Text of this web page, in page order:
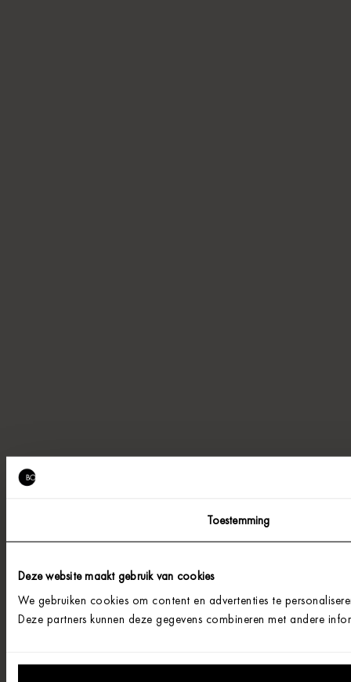
Toestemming
Deze website maakt gebruik van cookies
We gebruiken cookies om content en advertenties te
Deze partners kunnen deze gegevens combineren met andere